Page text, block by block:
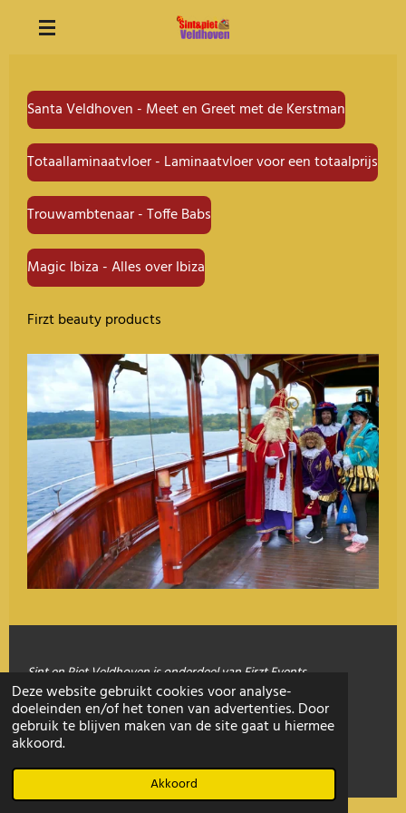
Deze website gebruikt cookies voor analyse-
doeleinden en/of het tonen van advertenties. Door
gebruik te blijven maken van de site gaat u hiermee
akkoord.
Akkoord
hoofdinhoud
Santa Veldhoven - Meet en Greet met de Kerstman
Totaallaminaatvloer - Laminaatvloer voor een totaalprijs
Trouwambtenaar - Toffe Babs
Magic Ibiza - Alles over Ibiza
Firzt beauty products
Sint en Piet Veldhoven is onderdeel van Firzt Events
© 2020 - 2026 sintenpietveldhoven.nl
Powered by